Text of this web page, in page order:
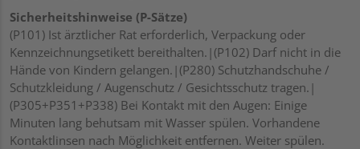
Sicherheitshinweise (P-Sätze)
(P101) Ist ärztlicher Rat erforderlich, Verpackung oder
Kennzeichnungsetikett bereithalten.|(P102) Darf nicht in die
Hände von Kindern gelangen.|(P280) Schutzhandschuhe /
Schutzkleidung / Augenschutz / Gesichtsschutz tragen.|
(P305+P351+P338) Bei Kontakt mit den Augen: Einige
Minuten lang behutsam mit Wasser spülen. Vorhandene
Kontaktlinsen nach Möglichkeit entfernen. Weiter spülen.